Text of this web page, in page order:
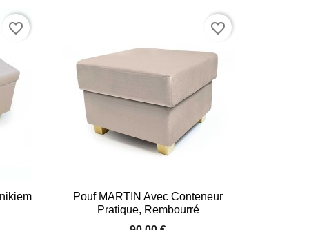
favorite_border
Pouf MARTIN Avec Conteneur
Pratique, Rembourré
Quick view
+2
favorite_border